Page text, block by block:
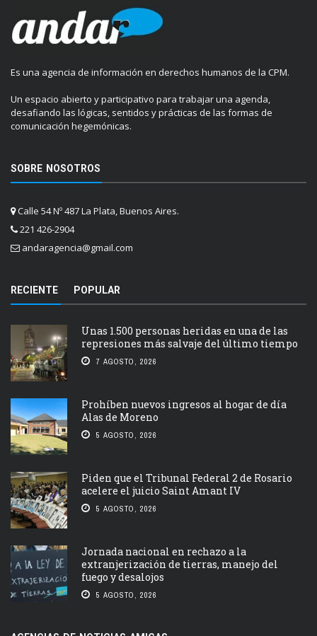
Es una agencia de información en derechos humanos de la CPM.
Un espacio abierto y participativo para trabajar una agenda,
desafiando las lógicas, sentidos y prácticas de las formas de
comunicación hegemónicas.
SOBRE NOSOTROS
Calle 54 Nº 487 La Plata, Buenos Aires.
221 426-2904
andaragencia@gmail.com
RECIENTE POPULAR
Unas 1.500 personas heridas en una de las
represiones más salvaje del último tiempo
7 AGOSTO, 2026
Prohíben nuevos ingresos al hogar de día
Alas de Moreno
5 AGOSTO, 2026
Piden que el Tribunal Federal 2 de Rosario
acelere el juicio Saint Amant IV
5 AGOSTO, 2026
Jornada nacional en rechazo a la
extranjerización de tierras, manejo del
fuego y desalojos
5 AGOSTO, 2026